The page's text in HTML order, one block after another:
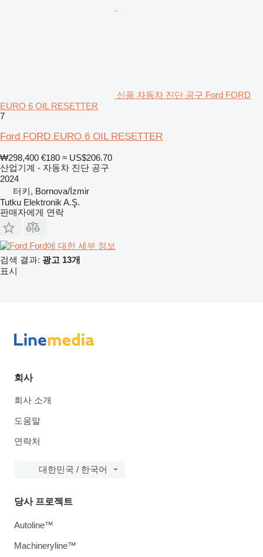
신품 자동차 진단 공구 Ford FORD
EURO 6 OIL RESETTER
7
Ford FORD EURO 6 OIL RESETTER
₩298,400 €180 ≈ US$206.70
산업기계 - 자동차 진단 공구
2024
터키, Bornova/İzmir
Tutku Elektronik A.Ş.
판매자에게 연락
Ford에 대한 세부 정보
검색 결과: 광고 13개
표시
회사
회사 소개
도움말
연락처
대한민국 / 한국어
당사 프로젝트
Autoline™
Machineryline™